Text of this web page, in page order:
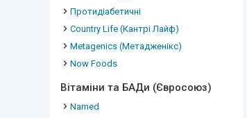
Протидіабетичні
Country Life (Кантрі Лайф)
Metagenics (Метадженікс)
Now Foods
Вітаміни та БАДи (Євросоюз)
Named